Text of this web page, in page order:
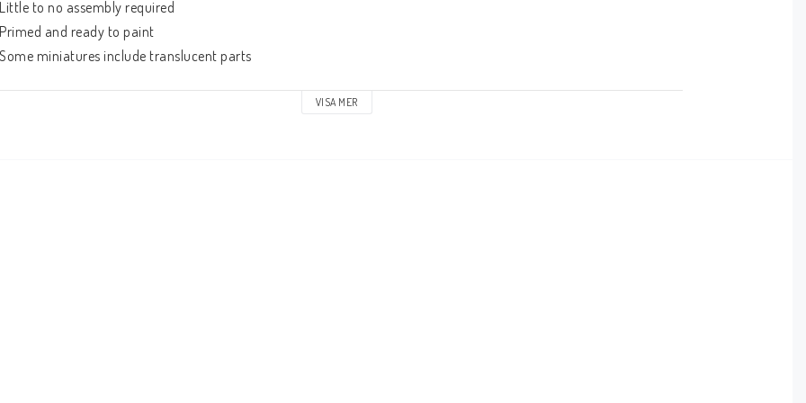
to no assembly required
and ready to paint
miniatures include translucent parts
is a 1-count monster pack.
VISA MER